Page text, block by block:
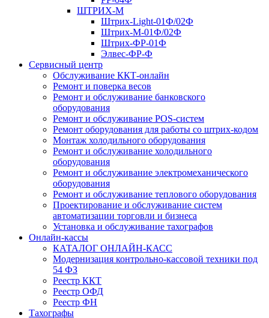
ШТРИХ-М
Штрих-Light-01Ф/02Ф
Штрих-М-01Ф/02Ф
Штрих-ФР-01Ф
Элвес-ФР-Ф
Сервисный центр
Обслуживание ККТ-онлайн
Ремонт и поверка весов
Ремонт и обслуживание банковского
оборудования
Ремонт и обслуживание POS-систем
Ремонт оборудования для работы со штрих-кодом
Монтаж холодильного оборудования
Ремонт и обслуживание холодильного
оборудования
Ремонт и обслуживание электромеханического
оборудования
Ремонт и обслуживание теплового оборудования
Проектирование и обслуживание систем
автоматизации торговли и бизнеса
Установка и обслуживание тахографов
Онлайн-кассы
КАТАЛОГ ОНЛАЙН-КАСС
Модернизация контрольно-кассовой техники под
54 ФЗ
Реестр ККТ
Реестр ОФД
Реестр ФН
Тахографы